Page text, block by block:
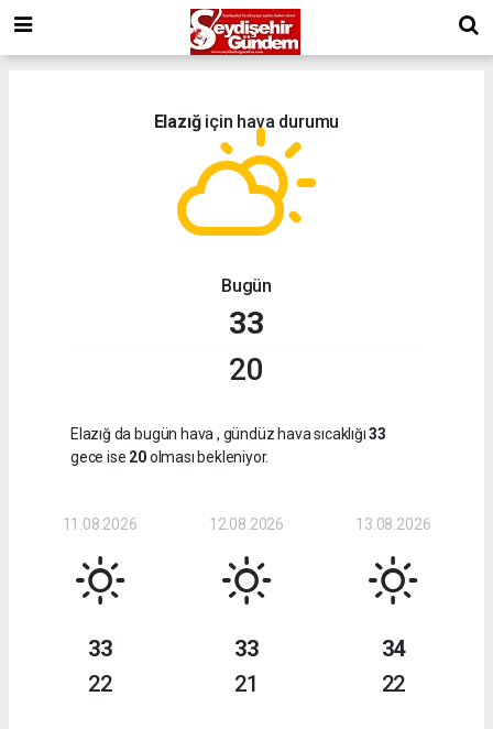
Elazığiçin hava durumu
Bugün
33
20
Elazığ da bugün hava , gündüz hava sıcaklığı33
gece ise 20olması bekleniyor.
11.08.2026
33
22
12.08.2026
33
21
13.08.2026
34
22